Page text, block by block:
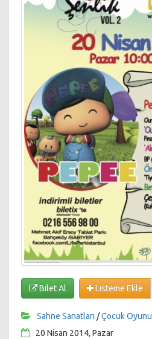
Bilet Al Listeme Ekle
Sahne Sanatları /Çocuk Oyunu
20 Nisan 2014, Pazar